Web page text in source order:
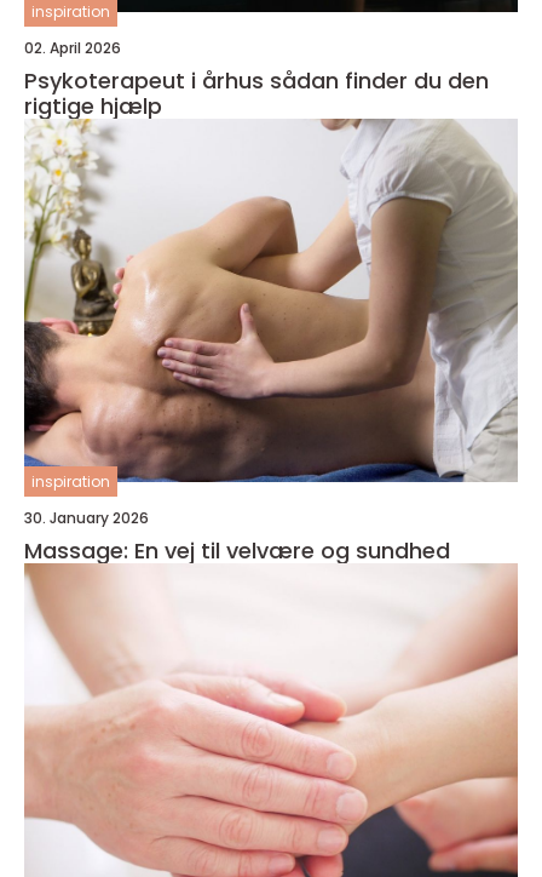
inspiration
02. April 2026
Psykoterapeut i århus sådan finder du den
rigtige hjælp
inspiration
30. January 2026
Massage: En vej til velvære og sundhed